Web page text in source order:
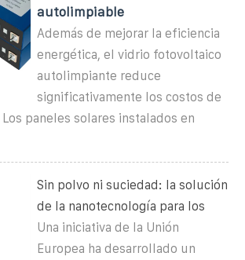
autolimpiable
Además de mejorar la eficiencia
energética, el vidrio fotovoltaico
autolimpiante reduce
significativamente los costos de
paneles solares instalados en
Sin polvo ni suciedad: la solución
de la nanotecnología para los
Una iniciativa de la Unión
Europea ha desarrollado un